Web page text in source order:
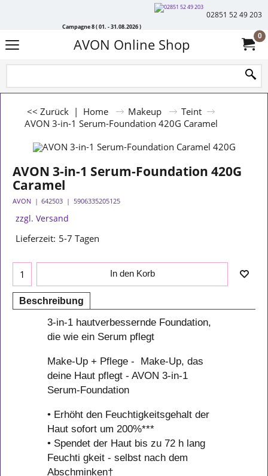
Campagne 8 ( 01. - 31.08.2026 )
02851 52 49 203
AVON Online Shop 0
<< Zurück | Home Makeup
Teint
AVON 3-in-1 Serum-Foundation 420G Caramel
AVON 3-in-1 Serum-Foundation 420G
Caramel
AVON 642503 5906335205125
zzgl. Versand
Lieferzeit: 5-7 Tagen
In den Korb
Beschreibung
3-in-1 hautverbessernde Foundation,
die wie ein Serum pflegt
Make-Up + Pflege - Make-Up, das
deine Haut pflegt - AVON 3-in-1
Serum-Foundation
• Erhöht den Feuchtigkeitsgehalt der
Haut sofort um 200%***
• Spendet der Haut bis zu 72 h lang
Feuchti gkeit - selbst nach dem
Abschminken†